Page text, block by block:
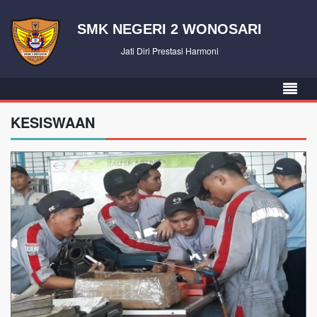
SMK NEGERI 2 WONOSARI
Jati Diri Prestasi Harmoni
KESISWAAN